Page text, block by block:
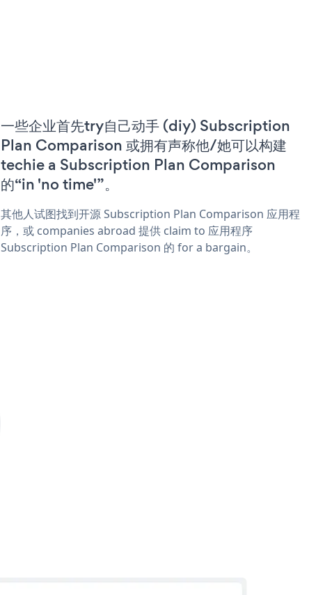
一些企业首先try自己动手 (diy) Subscription
Plan Comparison 或拥有声称他/她可以构建
techie a Subscription Plan Comparison
的“in 'no time'”。
其他人试图找到开源 Subscription Plan Comparison 应用程
序，或 companies abroad 提供 claim to 应用程序
Subscription Plan Comparison 的 for a bargain。